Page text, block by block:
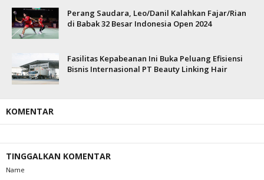
Perang Saudara, Leo/Danil Kalahkan Fajar/Rian
di Babak 32 Besar Indonesia Open 2024
Fasilitas Kepabeanan Ini Buka Peluang Efisiensi
Bisnis Internasional PT Beauty Linking Hair
KOMENTAR
TINGGALKAN KOMENTAR
Name